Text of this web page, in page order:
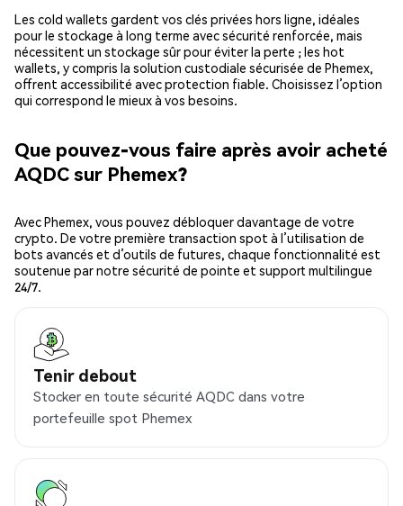
Les cold wallets gardent vos clés privées hors ligne, idéales
pour le stockage à long terme avec sécurité renforcée, mais
nécessitent un stockage sûr pour éviter la perte ; les hot
wallets, y compris la solution custodiale sécurisée de Phemex,
offrent accessibilité avec protection fiable. Choisissez l’option
qui correspond le mieux à vos besoins.
Que pouvez-vous faire après avoir acheté
AQDC sur Phemex?
Avec Phemex, vous pouvez débloquer davantage de votre
crypto. De votre première transaction spot à l’utilisation de
bots avancés et d’outils de futures, chaque fonctionnalité est
soutenue par notre sécurité de pointe et support multilingue
24/7.
Tenir debout
Stocker en toute sécurité AQDC dans votre
portefeuille spot Phemex